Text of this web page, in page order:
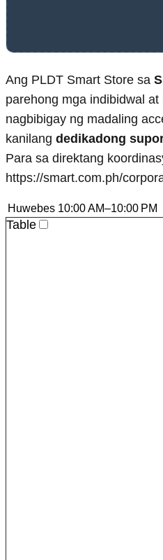
Ang PLDT Smart Store sa
parehong mga indibidwal
nagbibigay ng madaling
kanilang dedikadong
Para sa direktang
https://smart.com.ph/
Huwebes 10:00 AM–10:00 PM
Table